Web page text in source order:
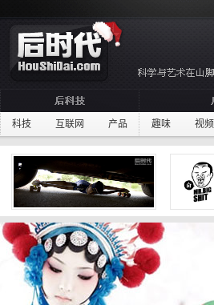
科技 互联网 产品 趣味 视频